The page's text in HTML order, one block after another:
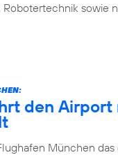
sowie
den
München